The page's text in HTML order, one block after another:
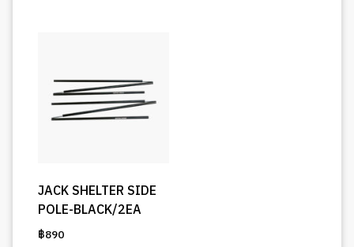
JACK SHELTER SIDE
POLE-BLACK/2EA
฿890